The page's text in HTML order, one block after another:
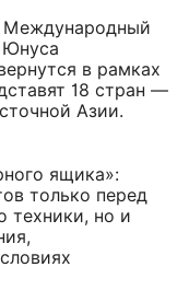
Международный
в рамках
18 стран —
Азии.
ящика»:
только перед
техники, но и